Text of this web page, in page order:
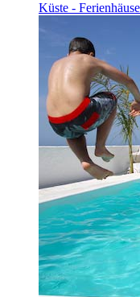
Küste -